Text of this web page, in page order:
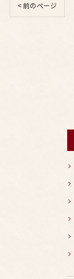
< 前のページ